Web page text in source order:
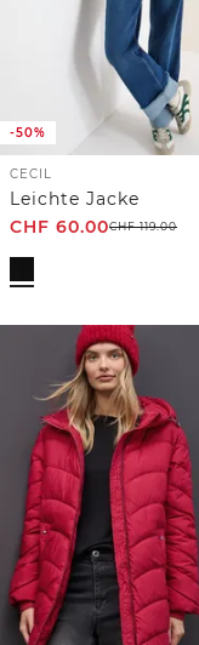
-50%
CECIL
Leichte Jacke
CHF 60.00CHF119.00